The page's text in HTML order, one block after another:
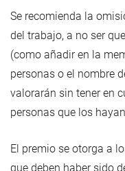
Se recomienda la
del trabajo, a no ser
(como añadir en la
personas o el nombre
valorarán sin tener en
personas que los
El premio se otorga a
que deben haber sido